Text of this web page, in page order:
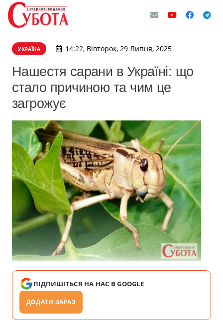
УКРАЇНА 14:22, Вівторок, 29 Липня, 2025
Нашестя сарани в Україні: що
стало причиною та чим це
загрожує
ПІДПИШІТЬСЯ НА НАС В GOOGLE
ДОДАТИ ЗАРАЗ